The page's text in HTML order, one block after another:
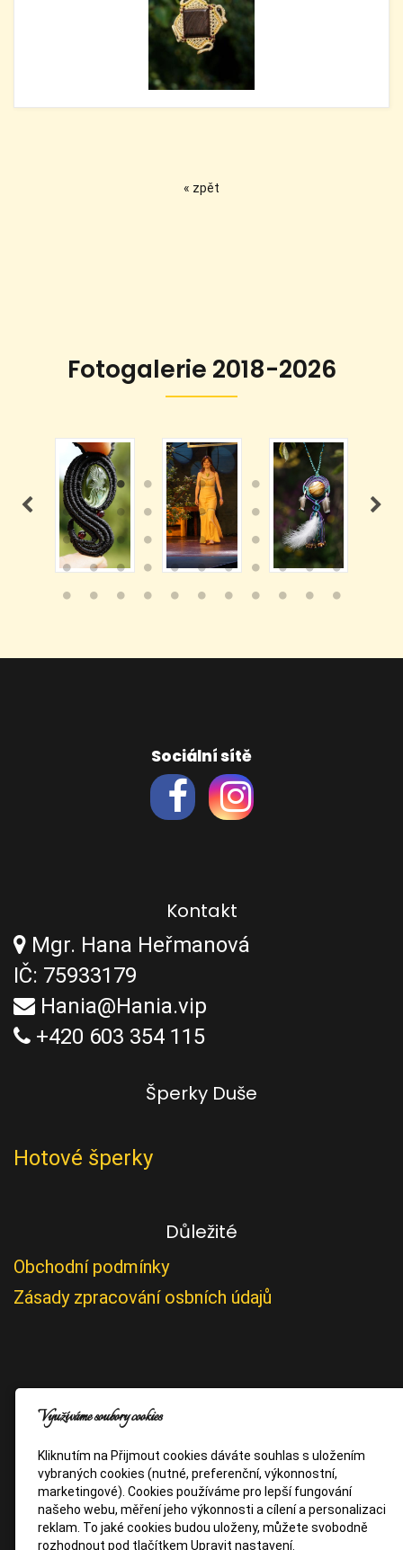
« zpět
Fotogalerie 2018-2026
Sociální sítě
Kontakt
Mgr. Hana Heřmanová
IČ: 75933179
Hania@Hania.vip
+420 603 354 115
Šperky Duše
Hotové šperky
Důležité
Obchodní podmínky
Zásady zpracování osbních údajů
Využíváme soubory cookies
Kliknutím na Přijmout cookies dáváte souhlas s uložením
vybraných cookies (nutné, preferenční, výkonnostní,
marketingové). Cookies používáme pro lepší fungování
našeho webu, měření jeho výkonnosti a cílení a personalizaci
reklam. To jaké cookies budou uloženy, můžete svobodně
rozhodnout pod tlačítkem Upravit nastavení.